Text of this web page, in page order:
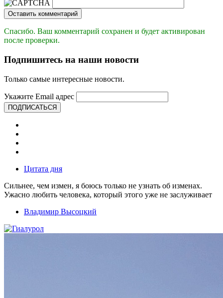
Оставить комментарий
Спасибо. Ваш комментарий сохранен и будет активирован
после проверки.
Подпишитесь на наши новости
Только самые интересные новости.
Укажите Email адрес
ПОДПИСАТЬСЯ
Цитата дня
Сильнее, чем измен, я боюсь только не узнать об изменах.
Ужасно любить человека, который этого уже не заслуживает
Владимир Высоцкий